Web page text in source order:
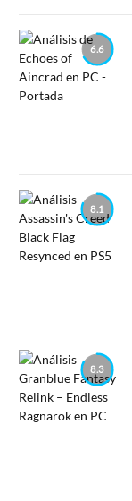
6.6
8.1
8.3